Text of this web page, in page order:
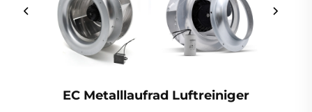
EC Metalllaufrad Luftreiniger